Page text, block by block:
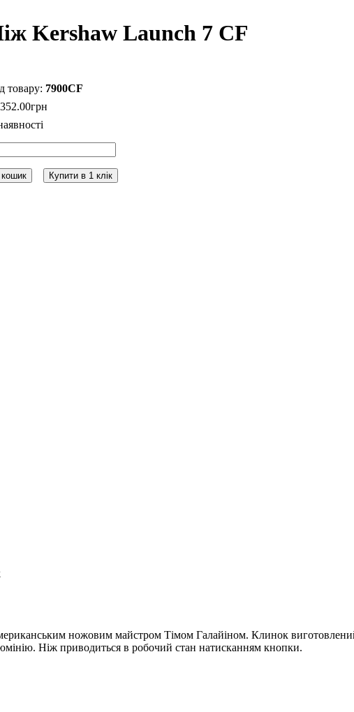
Kershaw Launch 7 CF
7900CF
.00грн
Купити в 1 клік
ножовим майстром Тімом Галайіном. Клинок виготовлений
Ніж приводиться в робочий стан натисканням кнопки.